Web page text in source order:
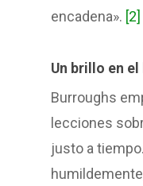
encadena». [2]
Un brillo en
Burroughs
lecciones
justo a